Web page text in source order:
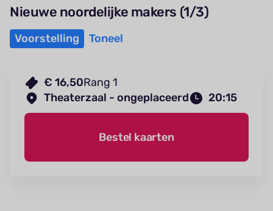
Nieuwe noordelijke makers (1/3)
Voorstelling Toneel
€ 16,50Rang 1
Theaterzaal - ongeplaceerd
20:15
Bestel kaarten